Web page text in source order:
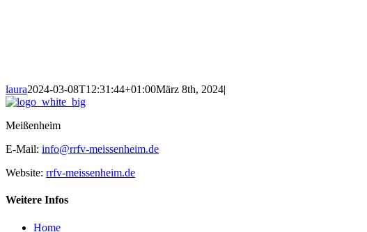
laura2024-03-08T12:31:44+01:00März 8th, 2024|
Meißenheim
E-Mail: info@rrfv-meissenheim.de
Website: rrfv-meissenheim.de
Weitere Infos
Home